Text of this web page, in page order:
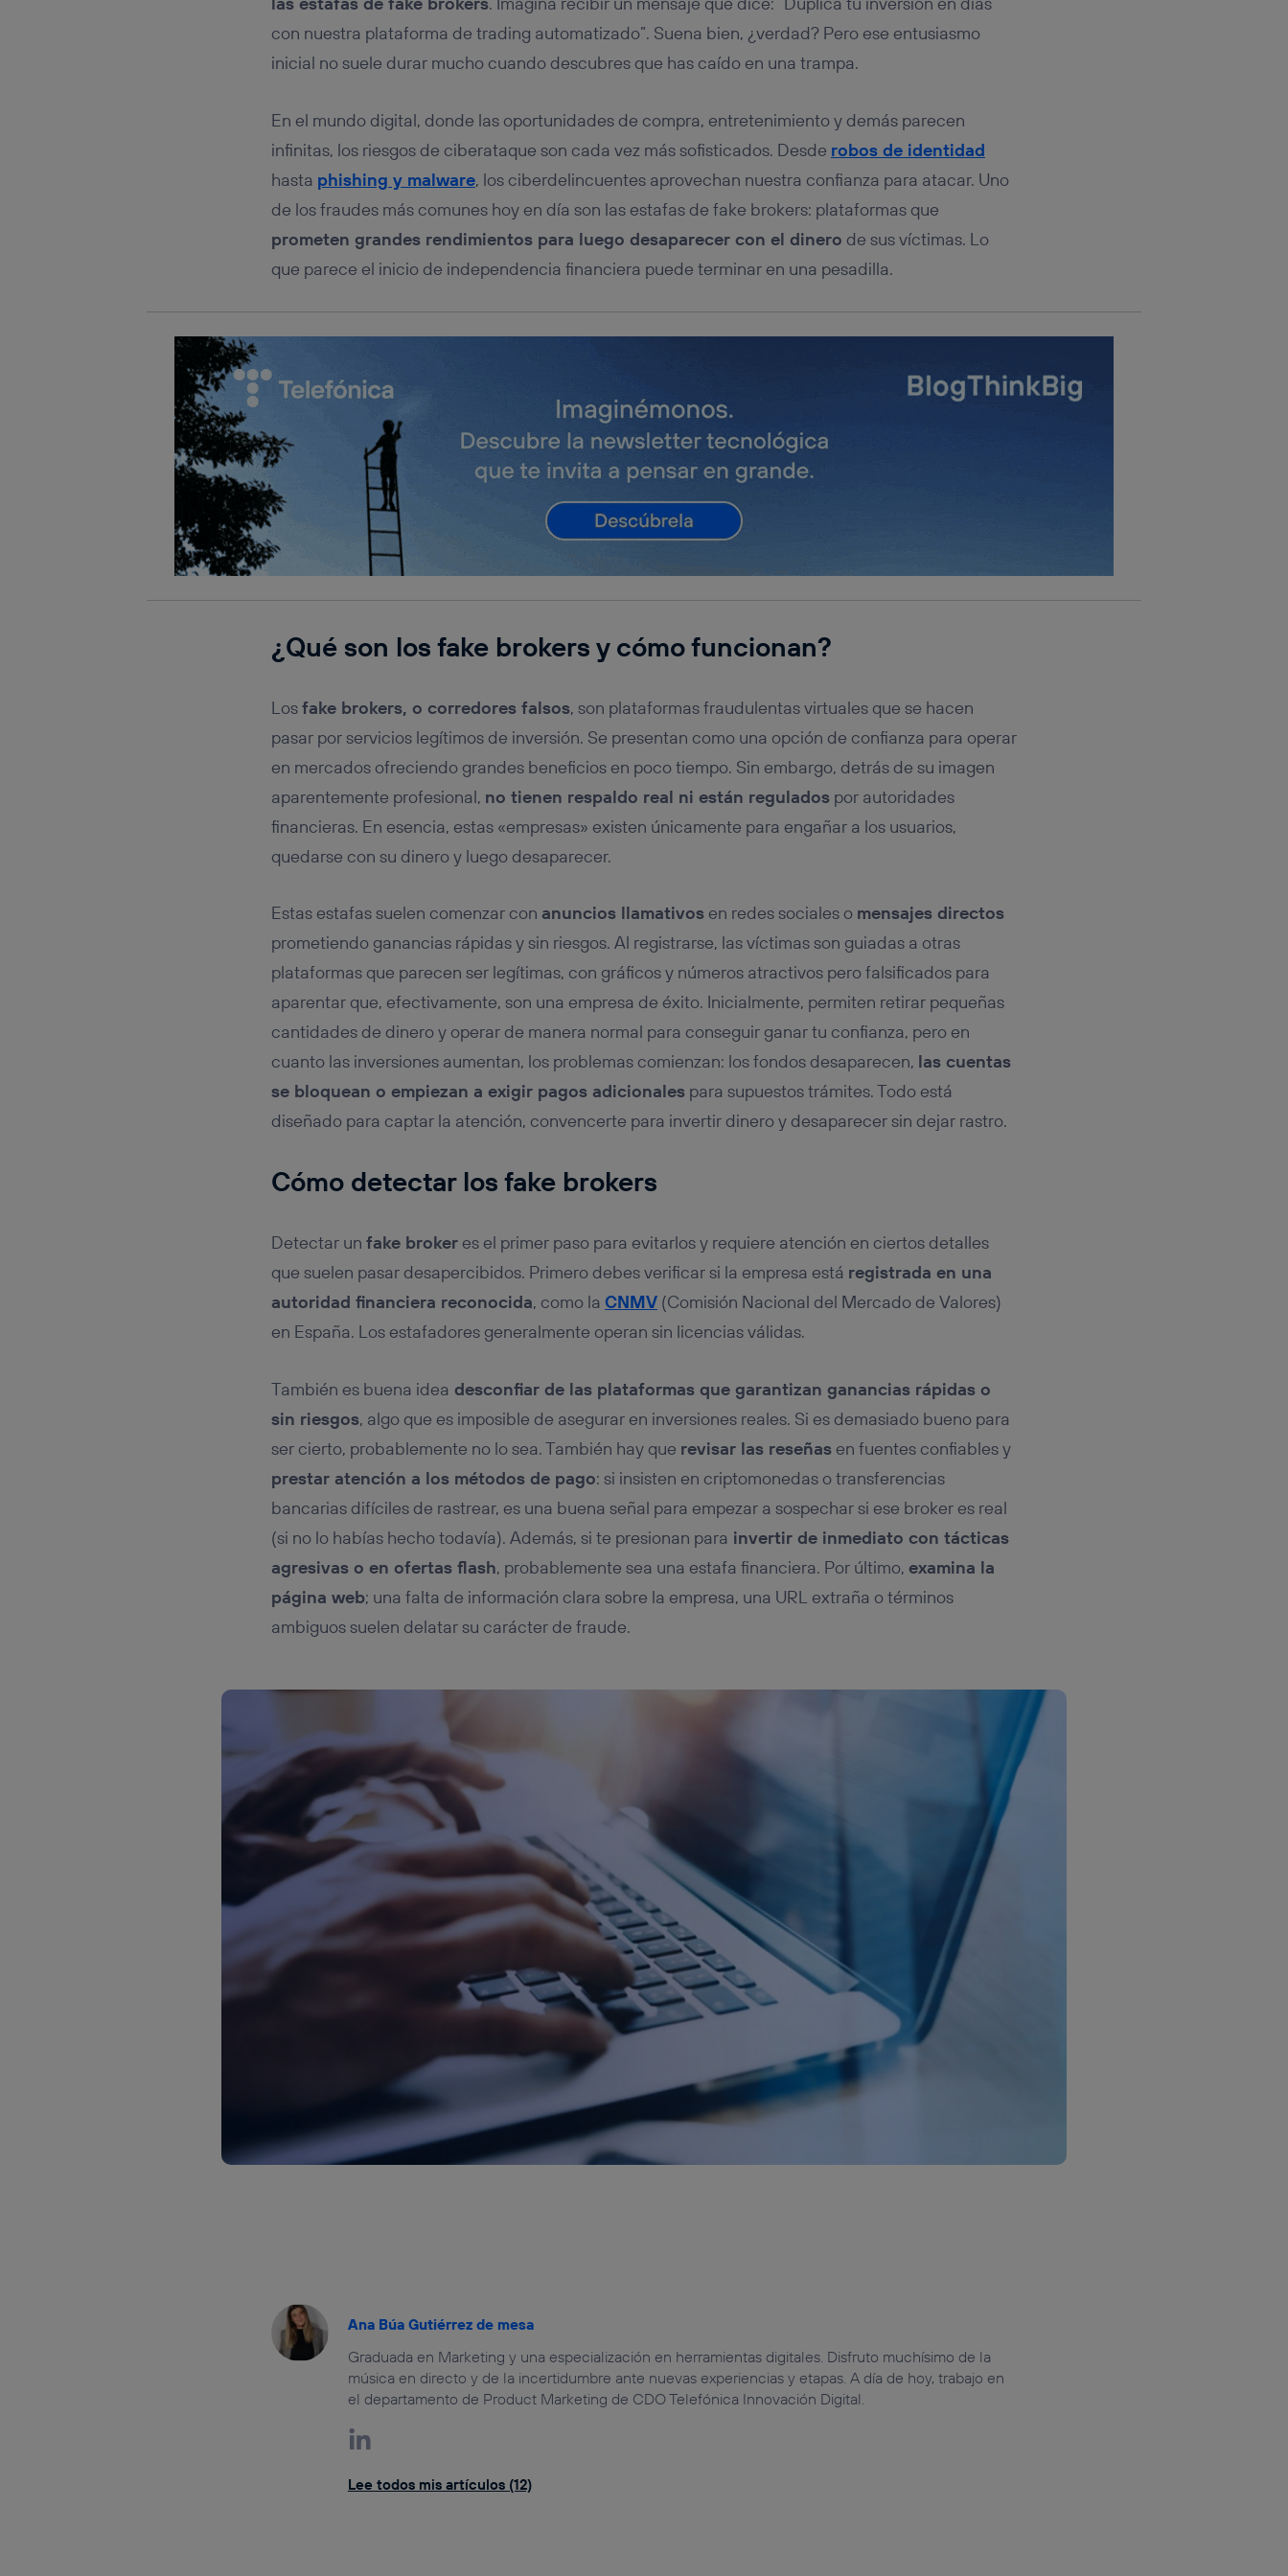
con nuestra plataforma de trading automatizado”. Suena bien, ¿verdad? Pero ese entusiasmo
inicial no suele durar mucho cuando descubres que has caído en una trampa.
En el mundo digital, donde las oportunidades de compra, entretenimiento y demás parecen
infinitas, los riesgos de ciberataque son cada vez más sofisticados. Desde robos de identidad
hasta phishing y malware, los ciberdelincuentes aprovechan nuestra confianza para atacar. Uno
de los fraudes más comunes hoy en día son las estafas de fake brokers: plataformas que
prometen grandes rendimientos para luego desaparecer con el dinero de sus víctimas. Lo
que parece el inicio de independencia financiera puede terminar en una pesadilla.
¿Qué son los fake brokers y cómo funcionan?
Losfake brokers, o corredores falsos, son plataformas fraudulentas virtuales que se hacen
pasar por servicios legítimos de inversión. Se presentan como una opción de confianza para operar
en mercados ofreciendo grandes beneficios en poco tiempo. Sin embargo, detrás de su imagen
aparentemente profesional, no tienen respaldo real ni están reguladospor autoridades
financieras. En esencia, estas «empresas» existen únicamente para engañar a los usuarios,
quedarse con su dinero y luego desaparecer.
Estas estafas suelen comenzar con anuncios llamativosen redes sociales o mensajes directos
prometiendo ganancias rápidas y sin riesgos. Al registrarse, las víctimas son guiadas a otras
plataformas que parecen ser legítimas, con gráficos y números atractivos pero falsificados para
aparentar que, efectivamente, son una empresa de éxito. Inicialmente, permiten retirar pequeñas
cantidades de dinero y operar de manera normal para conseguir ganar tu confianza, pero en
cuanto las inversiones aumentan, los problemas comienzan: los fondos desaparecen, las cuentas
se bloquean o empiezan a exigir pagos adicionalespara supuestos trámites. Todo está
diseñado para captar la atención, convencerte para invertir dinero y desaparecer sin dejar rastro.
Cómo detectar los fake brokers
Detectar un fake brokeres el primer paso para evitarlos y requiere atención en ciertos detalles
que suelen pasar desapercibidos. Primero debes verificar si la empresa está registrada en una
autoridad financiera reconocida, como la CNMV(Comisión Nacional del Mercado de Valores)
en España. Los estafadores generalmente operan sin licencias válidas.
También es buena idea desconfiar de las plataformas que garantizan ganancias rápidas o
sin riesgos, algo que es imposible de asegurar en inversiones reales. Si es demasiado bueno para
ser cierto, probablemente no lo sea. También hay que revisar las reseñasen fuentes confiables y
prestar atención a los métodos de pago: si insisten en criptomonedas o transferencias
bancarias difíciles de rastrear, es una buena señal para empezar a sospechar si ese broker es real
(si no lo habías hecho todavía). Además, si te presionan para invertir de inmediato con tácticas
agresivas o en ofertas flash, probablemente sea una estafa financiera. Por último, examina la
página web; una falta de información clara sobre la empresa, una URL extraña o términos
ambiguos suelen delatar su carácter de fraude.
Ana Búa Gutiérrez de mesa
Graduada en Marketing y una especialización en herramientas digitales. Disfruto muchísimo de la
música en directo y de la incertidumbre ante nuevas experiencias y etapas. A día de hoy, trabajo en
el departamento de Product Marketing de CDO Telefónica Innovación Digital.
Lee todos mis artículos (12)
Típicamente:
Si utilizas unaconexión de banda ancha(p. ej., Wi-Fi), el marketing o análisis se
Si utilizasdatos móviles , el marketing será más personalizado, ya que se basará
únicamente en la navegación del usuario del móvil.
Puedes gestionar los consentimientos Utiq seleccionando “Administrar Utiq” en la parte
inferior de esta página web o visitando el portal de privacidad de Utiq (“consenthub”)
Para más información, consulta la política de privacidad de Utiq.